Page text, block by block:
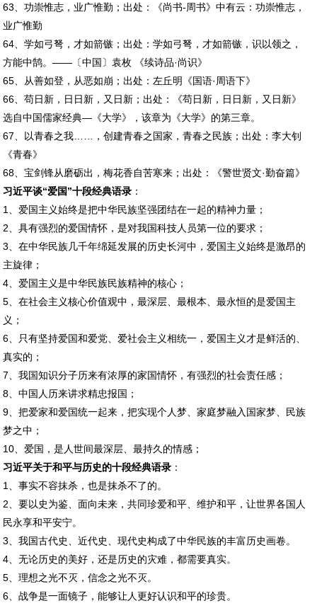
63、功崇惟志，业广惟勤；出处：《尚书-周书》中有云：功崇惟志，
业广惟勤
64、学如弓弩，才如箭镞；出处：学如弓弩，才如箭镞，识以领之，
方能中鹄。——〔中国〕袁枚 《续诗品·尚识》
65、从善如登，从恶如崩；出处：左丘明《国语·周语下》
66、苟日新，日日新，又日新；出处：《苟日新，日日新，又日新》
选自中国儒家经典—《大学》，该章为《大学》的第三章。
67、以青春之我……，创建青春之国家，青春之民族；出处：李大钊
《青春》
68、宝剑锋从磨砺出，梅花香自苦寒来；出处：《警世贤文·勤奋篇》
习近平谈“爱国”十段经典语录 ：
1、爱国主义始终是把中华民族坚强团结在一起的精神力量；
2、具有强烈的爱国情怀，是对我国科技人员第一位的要求；
3、在中华民族几千年绵延发展的历史长河中，爱国主义始终是激昂的
主旋律；
4、爱国主义是中华民族民族精神的核心；
5、在社会主义核心价值观中，最深层、最根本、最永恒的是爱国主
义；
6、只有坚持爱国和爱党、爱社会主义相统一，爱国主义才是鲜活的、
真实的；
7、我国知识分子历来有浓厚的家国情怀，有强烈的社会责任感；
8、中国人历来讲求精忠报国；
9、把爱家和爱国统一起来，把实现个人梦、家庭梦融入国家梦、民族
梦之中；
10、爱国，是人世间最深层、最持久的情感；
习近平关于和平与历史的十段经典语录 ：
1、事实不容抹杀，也是抹杀不了的。
2、要以史为鉴、面向未来，共同珍爱和平、维护和平，让世界各国人
民永享和平安宁。
3、我国古代史、近代史、现代史构成了中华民族的丰富历史画卷。
4、无论历史的美好，还是历史的灾难，都需要真实。
5、理想之光不灭，信念之光不灭。
6、战争是一面镜子，能够让人更好认识和平的珍贵。